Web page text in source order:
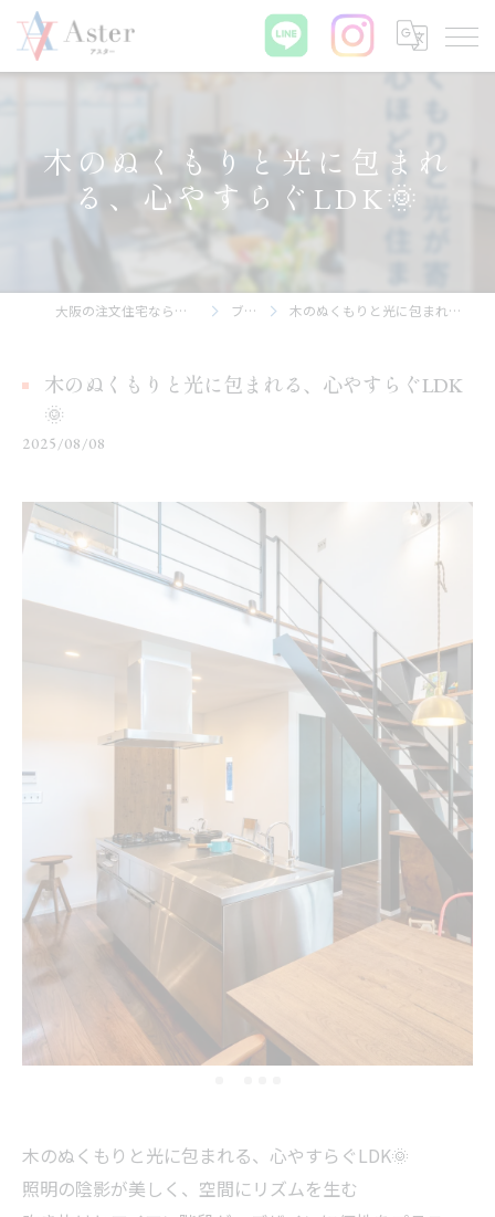
木のぬくもりと光に包まれ
る、心やすらぐLDK🌞
大阪の注文住宅なら株式会社アスター ブログ 木のぬくもりと光に包まれる、心やすらぐLDK🌞
木のぬくもりと光に包まれる、心やすらぐLDK
🌞
2025/08/08
木のぬくもりと光に包まれる、心やすらぐLDK🌞
照明の陰影が美しく、空間にリズムを生む